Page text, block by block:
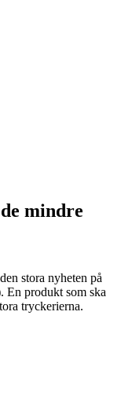
mindre
stora nyheten på
En produkt som ska
tryckerierna.